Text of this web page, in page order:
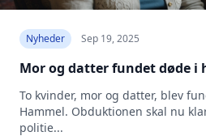
Nyheder Sep 19, 2025
Mor og datter fundet døde i
To kvinder, mor og datter, blev
Hammel. Obduktionen skal nu
politie...